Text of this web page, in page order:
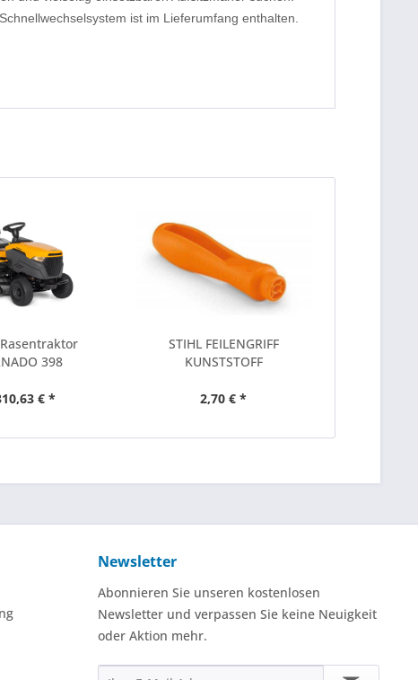
ist im Lieferumfang enthalten.
Rasentraktor
398
€ *
STIHL FEILENGRIFF
KUNSTSTOFF
2,70 € *
Newsletter
Abonnieren Sie unseren kostenlosen
Newsletter und verpassen Sie keine Neuigkeit
oder Aktion mehr.